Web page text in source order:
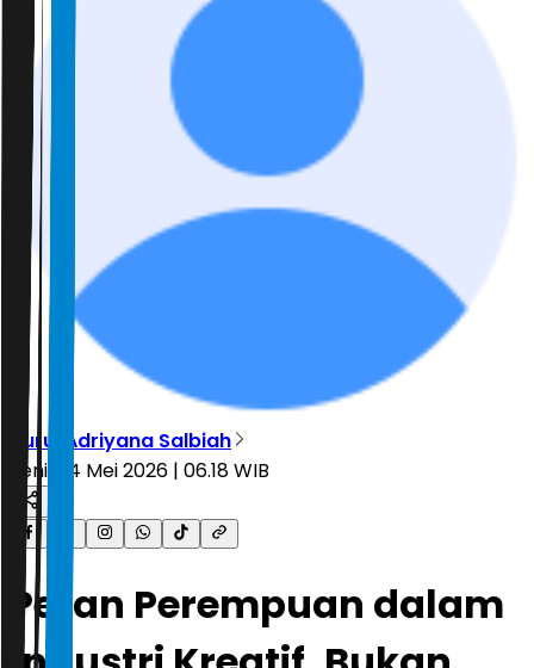
Nurul Adriyana Salbiah
Senin, 4 Mei 2026 | 06.18 WIB
Peran Perempuan dalam